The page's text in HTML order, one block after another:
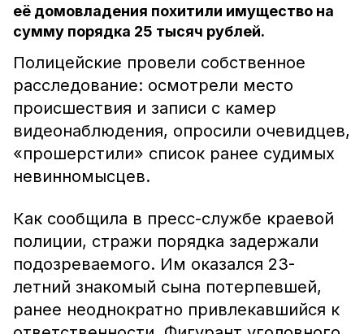
её домовладения похитили имущество на
сумму порядка 25 тысяч рублей.
Полицейские провели собственное
расследование: осмотрели место
происшествия и записи с камер
видеонаблюдения, опросили очевидцев,
«прошерстили» список ранее судимых
невинномысцев.
Как сообщила в пресс-службе краевой
полиции, стражи порядка задержали
подозреваемого. Им оказался 23-
летний знакомый сына потерпевшей,
ранее неоднократно привлекавшийся к